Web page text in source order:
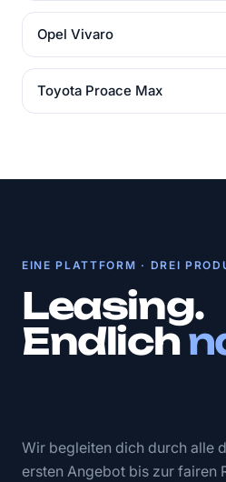
Opel Vivaro
Toyota Proace Max
EINE PLATTFORM · DREI
Leasing.
Endlich
Wir begleiten dich durch alle
ersten Angebot bis zur fairen